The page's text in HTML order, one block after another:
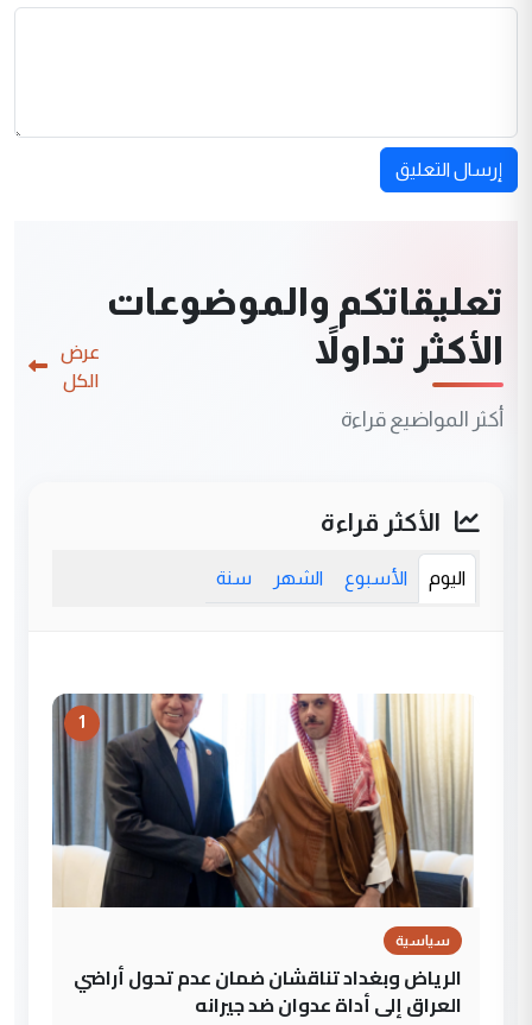
إرسال التعليق
تعليقاتكم والموضوعات
الأكثر تداولاً
أكثر المواضيع قراءة
عرض
الكل
الأكثر قراءة
اليوم الأسبوع الشهر سنة
1
سياسية
الرياض وبغداد تناقشان ضمان عدم تحول أراضي
العراق إلى أداة عدوان ضد جيرانه